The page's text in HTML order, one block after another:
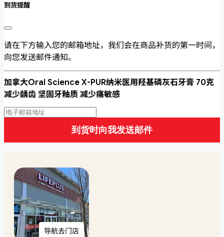
到货提醒
请在下方输入您的邮箱地址，我们会在商品补货的第一时间，
向您发送邮件通知。
加拿大Oral Science X-PUR纳米医用羟基磷灰石牙膏 70克
减少龋齿 坚固牙釉质 减少痛敏感
到货时向我发送邮件
导航去门店